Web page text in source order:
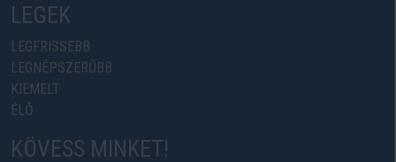
LEGEK
LEGFRISSEBB
LEGNÉPSZERŰBB
KIEMELT
ÉLŐ
KÖVESS MINKET!